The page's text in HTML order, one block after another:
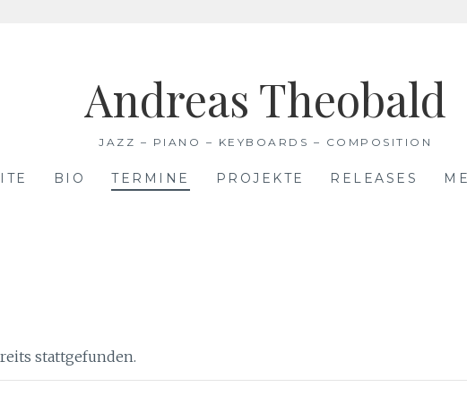
Andreas Theobald
JAZZ – PIANO – KEYBOARDS – COMPOSITION
BIO TERMINE PROJEKTE RELEASES
stattgefunden.